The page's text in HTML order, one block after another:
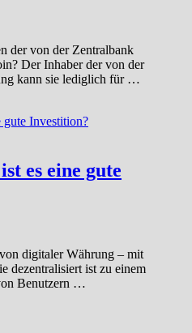
der von der Zentralbank
Der Inhaber der von der
kann sie lediglich für …
es eine gute
digitaler Währung – mit
dezentralisiert ist zu einem
Benutzern …